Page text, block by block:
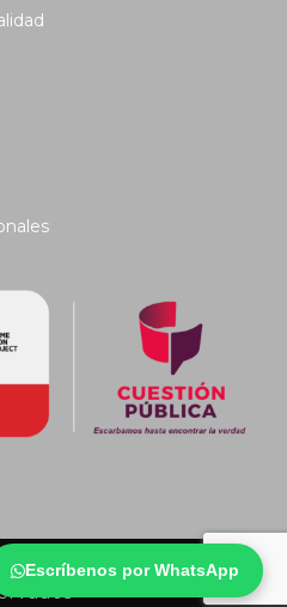
Escríbenos por WhatsApp
- Todos los derechos